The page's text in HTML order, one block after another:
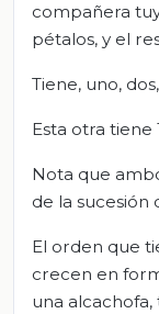
compañera
pétalos, y el
Tiene, uno,
Esta otra tiene
Nota que
de la sucesión
El orden que
crecen en
una